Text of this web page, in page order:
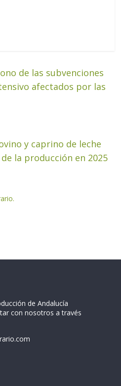
de las subvenciones
afectados por las
y caprino de leche
la producción en 2025
de Andalucía
con nosotros a través